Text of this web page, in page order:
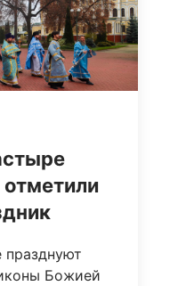
празднуют
Божией